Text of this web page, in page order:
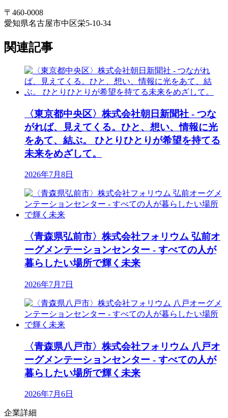
〒460-0008
愛知県名古屋市中区栄5-10-34
関連記事
〈東京都中央区〉株式会社朝日新聞社 - つな
がれば、見えてくる。ひと、想い、情報に光
をあて、結ぶ。 ひとりひとりが希望を持てる
未来をめざして。
2026年7月8日
〈青森県弘前市〉株式会社フォリウム 弘前オ
ーグメンテーションセンター - すべての人が
暮らしたい場所で輝く未来
2026年7月7日
〈青森県八戸市〉株式会社フォリウム 八戸オ
ーグメンテーションセンター - すべての人が
暮らしたい場所で輝く未来
2026年7月6日
企業詳細